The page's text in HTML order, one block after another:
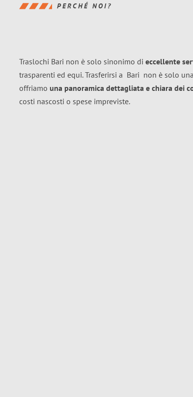
PERCHÉ NOI?
Traslochi Bari non è solo sinonimo di eccellente
trasparenti ed equi. Trasferirsi a Bari non è solo
offriamo una panoramica dettagliata e chiara dei
costi nascosti o spese impreviste.